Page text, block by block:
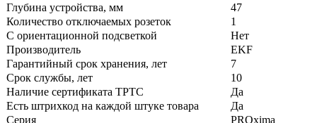
Глубина устройства, мм
47
Количество отключаемых розеток
1
С ориентационной подсветкой
Нет
Производитель
EKF
Гарантийный срок хранения, лет
7
Срок службы, лет
10
Наличие сертификата ТРТС
Да
Есть штрихкод на каждой штуке товара
Да
Серия
PROxima